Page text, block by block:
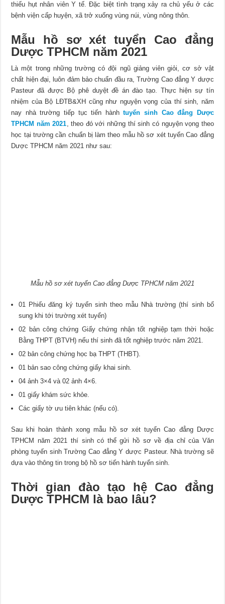
thiếu hụt nhân viên Y tế. Đặc biệt tình trạng xảy ra chủ yếu ở các
bệnh viện cấp huyện, xã trở xuống vùng núi, vùng nông thôn.
Mẫu hồ sơ xét tuyển Cao đẳng
Dược TPHCM năm 2021
Là một trong những trường có đội ngũ giảng viên giỏi, cơ sở vật
chất hiện đại, luôn đảm bảo chuẩn đầu ra, Trường Cao đẳng Y dược
Pasteur đã được Bộ phê duyệt đề án đào tạo. Thực hiện sự tín
nhiệm của Bộ LĐTB&XH cũng như nguyện vọng của thí sinh, năm
nay nhà trường tiếp tục tiến hànhtuyển sinh Cao đẳng Dược
TPHCM năm 2021, theo đó với những thí sinh có nguyện vọng theo
học tại trường cần chuẩn bị làm theo mẫu hồ sơ xét tuyển Cao đẳng
Dược TPHCM năm 2021 như sau:
Mẫu hồ sơ xét tuyển Cao đẳng Dược TPHCM năm 2021
01 Phiếu đăng ký tuyển sinh theo mẫu Nhà trường (thí sinh bổ
sung khi tới trường xét tuyển)
02 bản công chứng Giấy chứng nhận tốt nghiệp tạm thời hoặc
Bằng THPT (BTVH) nếu thí sinh đã tốt nghiệp trước năm 2021.
02 bản công chứng học bạ THPT (THBT).
01 bản sao công chứng giấy khai sinh.
04 ảnh 3×4 và 02 ảnh 4×6.
01 giấy khám sức khỏe.
Các giấy tờ ưu tiên khác (nếu có).
Sau khi hoàn thành xong mẫu hồ sơ xét tuyển Cao đẳng Dược
TPHCM năm 2021 thí sinh có thể gửi hồ sơ về địa chỉ của Văn
phòng tuyến sinh Trường Cao đẳng Y dược Pasteur. Nhà trường sẽ
dựa vào thông tin trong bộ hồ sơ tiến hành tuyển sinh.
Thời gian đào tạo hệ Cao đẳng
Dược TPHCM là bao lâu?